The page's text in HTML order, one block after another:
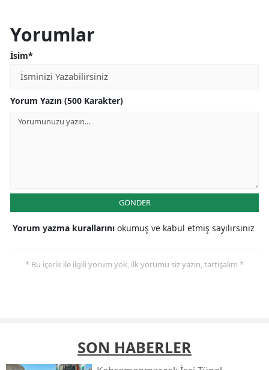
Yorumlar
İsim*
Yorum Yazın (500 Karakter)
GÖNDER
Yorum yazma kurallarını okumuş ve kabul etmiş sayılırsınız
* Bu içerik ile ilgili yorum yok, ilk yorumu siz yazın, tartışalım *
SON HABERLER